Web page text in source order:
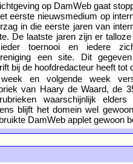
op DamWeb gaat
eerste nieuwsmedium op
in die eerste jaren van
De laatste jaren zijn er
toernooi en iedere
een site. Dit
bij de hoofdredacteur heeft tot
en volgende week
van Haary de Waard, de
waarschijnlijk elders
blijft het domein wel
DamWeb applet gewoon